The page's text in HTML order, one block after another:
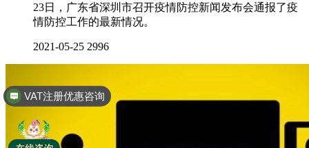
23日，广东省深圳市召开疫情防控新闻发布会通报了疫
情防控工作的最新情况。
2021-05-25 2996
全球商标专利注册